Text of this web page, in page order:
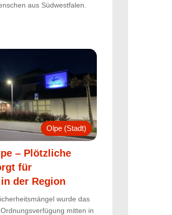
aus Südwestfalen.
Olpe (Stadt)
– Plötzliche
für
der Region
wurde das
mitten in